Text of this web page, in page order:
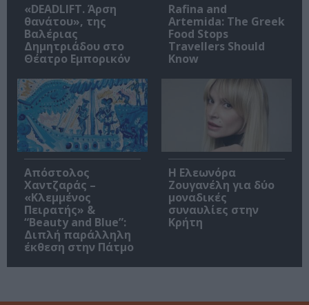
«DEADLIFT. Άρση
θανάτου», της
Βαλέριας
Δημητριάδου στο
Θέατρο Εμπορικόν
Rafina and
Artemida: The Greek
Food Stops
Travellers Should
Know
Απόστολος
Χαντζαράς –
«Κλεμμένος
Πειρατής» &
“Beauty and Blue”:
Διπλή παράλληλη
έκθεση στην Πάτμο
Η Ελεωνόρα
Ζουγανέλη για δύο
μοναδικές
συναυλίες στην
Κρήτη